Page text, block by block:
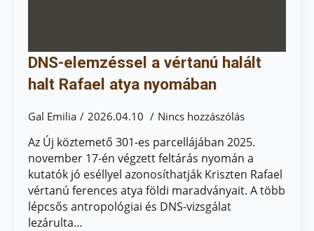
DNS-elemzéssel a vértanú halált
halt Rafael atya nyomában
Gal Emilia 2026.04.10 Nincs hozzászólás
Az Új köztemető 301-es parcellájában 2025.
november 17-én végzett feltárás nyomán a
kutatók jó eséllyel azonosíthatják Kriszten Rafael
vértanú ferences atya földi maradványait. A több
lépcsős antropológiai és DNS-vizsgálat
lezárulta…